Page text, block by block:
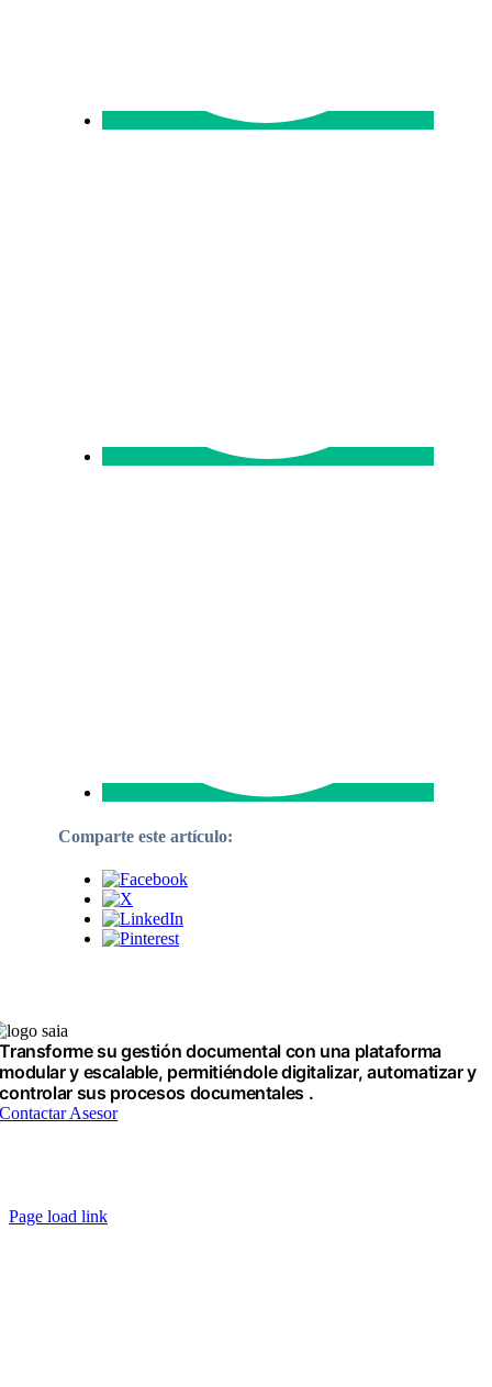
Comparte este artículo:
Transforme su gestión documental con una plataforma
modular y escalable, permitiéndole digitalizar, automatizar y
controlar sus procesos documentales .
Contactar Asesor
Page load link